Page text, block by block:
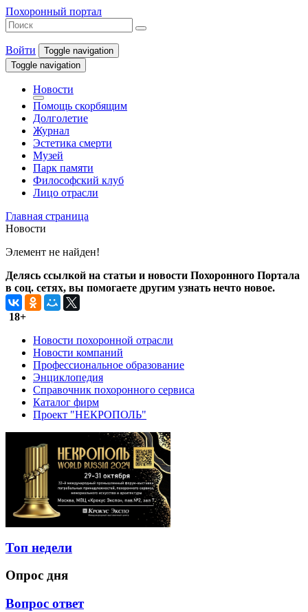
Похоронный портал
Войти
Toggle navigation
Toggle navigation
Новости
Помощь скорбящим
Долголетие
Журнал
Эстетика смерти
Музей
Парк памяти
Философский клуб
Лицо отрасли
Главная страница
Новости
Элемент не найден!
Делясь ссылкой на статьи и новости Похоронного Портала
в соц. сетях, вы помогаете другим узнать нечто новое.
18+
Новости похоронной отрасли
Новости компаний
Профессиональное образование
Энциклопедия
Справочник похоронного сервиса
Каталог фирм
Проект "НЕКРОПОЛЬ"
Топ недели
Опрос дня
Вопрос ответ